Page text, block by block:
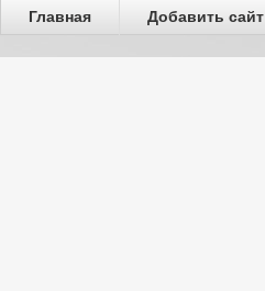
Главная Добавить сайт